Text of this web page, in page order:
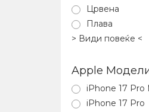
Црвена
Плава
> Види повеќе <
Apple
iPhone 17 Pro
iPhone 17 Pro